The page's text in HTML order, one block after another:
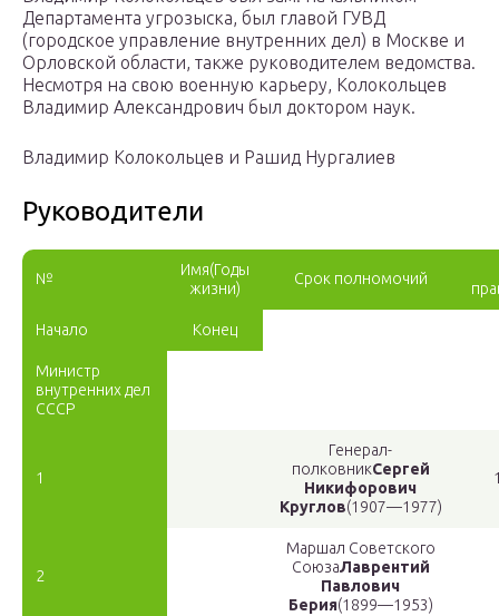
Департамента угрозыска, был главой ГУВД
(городское управление внутренних дел) в Москве и
Орловской области, также руководителем ведомства.
Несмотря на свою военную карьеру, Колокольцев
Владимир Александрович был доктором наук.
Владимир Колокольцев и Рашид Нургалиев
Руководители
№ Имя(Годы
жизни)
Срок полномочий
Начало Конец
Министр
внутренних дел
СССР
1
Генерал-
полковникСергей
Никифорович
Круглов(1907—1977)
2
Маршал Советского
СоюзаЛаврентий
Павлович
Берия(1899—1953)